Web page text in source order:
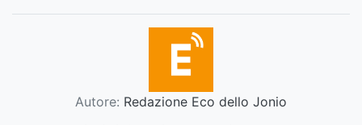
Autore: Redazione Eco dello Jonio